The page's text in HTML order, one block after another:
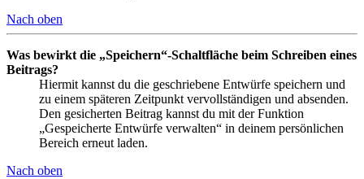
Nach oben
Was bewirkt die „Speichern“-Schaltfläche beim Schreiben eines
Beitrags?
Hiermit kannst du die geschriebene Entwürfe speichern und
zu einem späteren Zeitpunkt vervollständigen und absenden.
Den gesicherten Beitrag kannst du mit der Funktion
„Gespeicherte Entwürfe verwalten“ in deinem persönlichen
Bereich erneut laden.
Nach oben